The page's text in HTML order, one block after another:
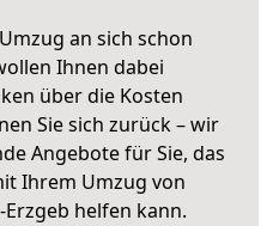
an sich schon
Ihnen dabei
über die Kosten
Sie sich zurück – wir
Angebote für Sie, das
Ihrem Umzug von
helfen kann.